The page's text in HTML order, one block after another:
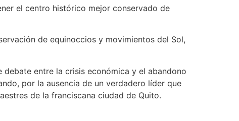
el centro histórico mejor conservado de
de equinoccios y movimientos del Sol,
entre la crisis económica y el abandono
por la ausencia de un verdadero líder que
de la franciscana ciudad de Quito.